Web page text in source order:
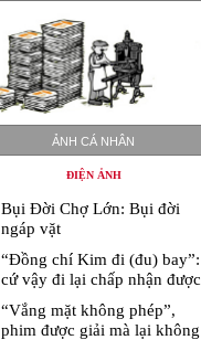
ẢNH CÁ NHÂN
ĐIỆN ẢNH
Bụi Đời Chợ Lớn: Bụi đời
ngáp vặt
“Đồng chí Kim đi (đu) bay”:
cứ vậy đi lại chấp nhận được
“Vắng mặt không phép”,
phim được giải mà lại không